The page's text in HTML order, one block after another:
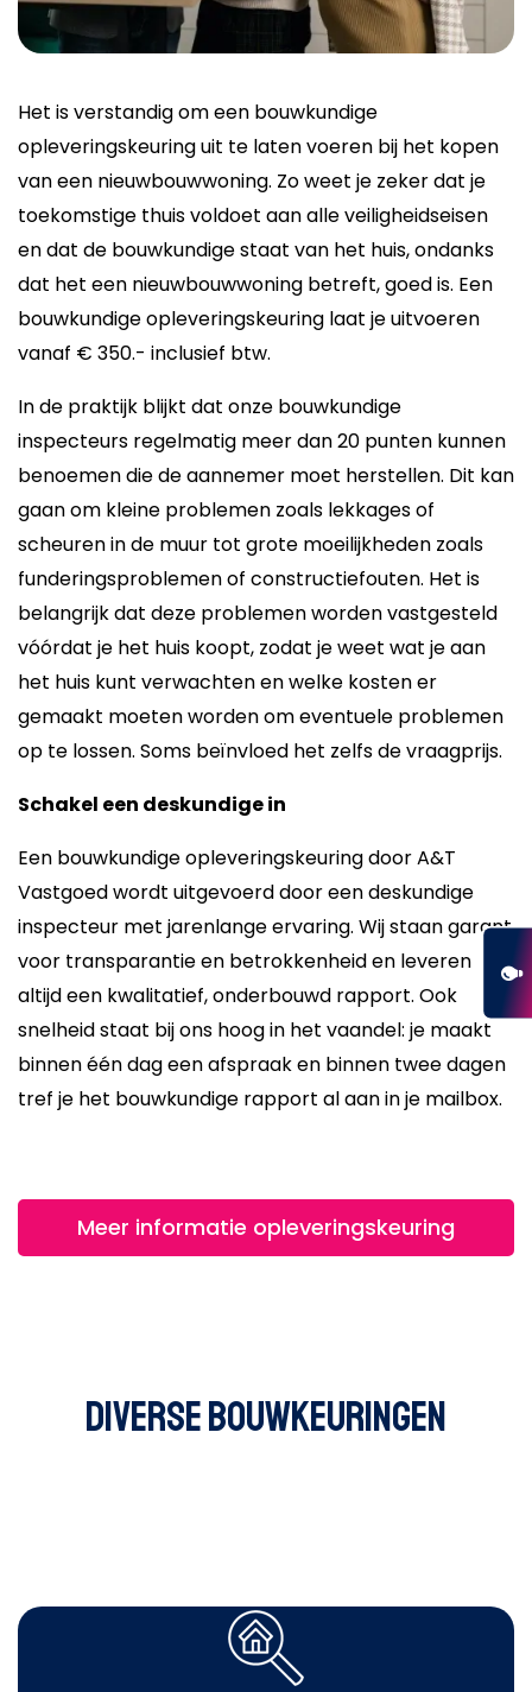
Het is verstandig om een bouwkundige
opleveringskeuring uit te laten voeren bij het kopen
van een nieuwbouwwoning. Zo weet je zeker dat je
toekomstige thuis voldoet aan alle veiligheidseisen
en dat de bouwkundige staat van het huis, ondanks
dat het een nieuwbouwwoning betreft, goed is. Een
bouwkundige opleveringskeuring laat je uitvoeren
vanaf € 350.- inclusief btw.
In de praktijk blijkt dat onze bouwkundige
inspecteurs regelmatig meer dan 20 punten kunnen
benoemen die de aannemer moet herstellen. Dit kan
gaan om kleine problemen zoals lekkages of
scheuren in de muur tot grote moeilijkheden zoals
funderingsproblemen of constructiefouten. Het is
belangrijk dat deze problemen worden vastgesteld
vóórdat je het huis koopt, zodat je weet wat je aan
het huis kunt verwachten en welke kosten er
gemaakt moeten worden om eventuele problemen
op te lossen. Soms beïnvloed het zelfs de vraagprijs.
Schakel een deskundige in
Een bouwkundige opleveringskeuring door A&T
Vastgoed wordt uitgevoerd door een deskundige
inspecteur met jarenlange ervaring. Wij staan garant
voor transparantie en betrokkenheid en leveren
altijd een kwalitatief, onderbouwd rapport. Ook
snelheid staat bij ons hoog in het vaandel: je maakt
binnen één dag een afspraak en binnen twee dagen
tref je het bouwkundige rapport al aan in je mailbox.
Meer informatie opleveringskeuring
Diverse bouwkeuringen